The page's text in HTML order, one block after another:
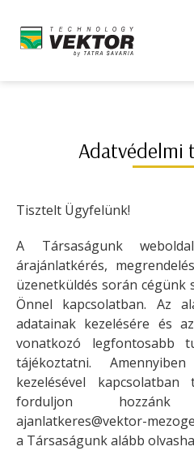
Adatvédelmi
Tisztelt Ügyfelünk!
A Társaságunk
árajánlatkérés,
üzenetküldés során cégünk
Önnel kapcsolatban. Az
adatainak kezelésére és
vonatkozó legfontosabb
tájékoztatni.
kezelésével
forduljon
ajanlatkeres@vektor-
a Társaságunk alább